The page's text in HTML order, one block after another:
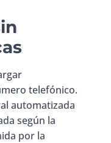
telefónico.
automatizada
según la
por la